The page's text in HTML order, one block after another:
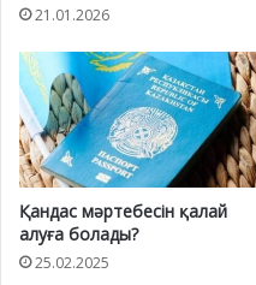
21.01.2026
Қандас мәртебесін қалай
алуға болады?
25.02.2025